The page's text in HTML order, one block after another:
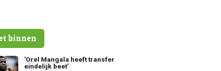
binnen
'Orel Mangala heeft transfer
eindelijk beet'